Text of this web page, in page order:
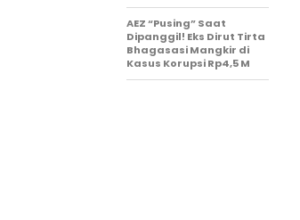
AEZ “Pusing” Saat
Dipanggil! Eks Dirut Tirta
Bhagasasi Mangkir di
Kasus Korupsi Rp4,5 M